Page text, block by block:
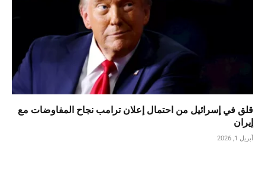
قلق في إسرائيل من احتمال إعلان ترامب نجاح المفاوضات مع
إيران
أبريل 1, 2026